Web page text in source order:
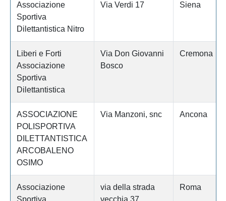
Associazione
Sportiva
Dilettantistica Nitro
Via Verdi 17 Siena
Liberi e Forti
Associazione
Sportiva
Dilettantistica
Via Don Giovanni
Bosco
Cremona
ASSOCIAZIONE
POLISPORTIVA
DILETTANTISTICA
ARCOBALENO
OSIMO
Via Manzoni, snc Ancona
Associazione
Sportiva
via della strada
vecchia 37
Roma